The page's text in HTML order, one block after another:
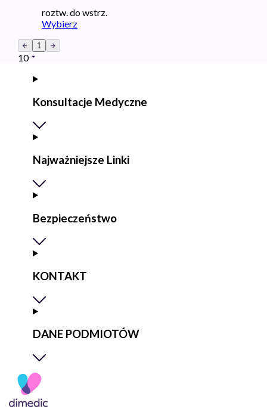
roztw. do wstrz.
Wybierz
1
10
Konsultacje Medyczne
Najważniejsze Linki
Bezpieczeństwo
KONTAKT
DANE PODMIOTÓW